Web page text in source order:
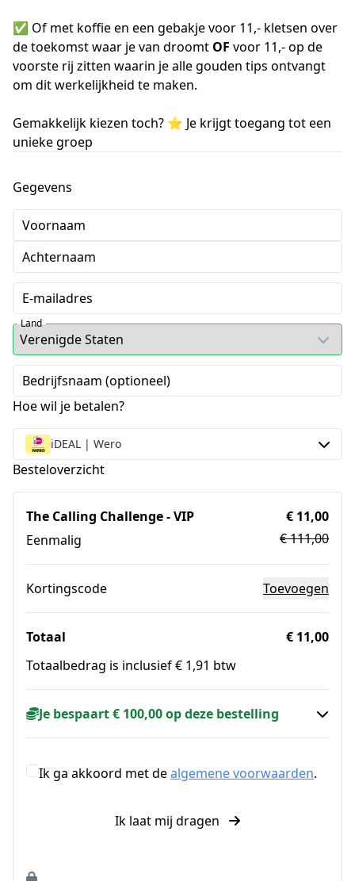
✅ Of met koffie en een gebakje voor 11,- kletsen over
de toekomst waar je van droomt OF voor 11,- op de
voorste rij zitten waarin je alle gouden tips ontvangt
om dit werkelijkheid te maken.
Gemakkelijk kiezen toch? ⭐ Je krijgt toegang tot een
unieke groep
Gegevens
Voornaam
Achternaam
E-mailadres
Land
Bedrijfsnaam (optioneel)
Hoe wil je betalen?
iDEAL | Wero
Besteloverzicht
The Calling Challenge - VIP
Eenmalig
€ 11,00
€ 111,00
Kortingscode Toevoegen
Totaal
€ 11,00
Totaalbedrag is inclusief € 1,91 btw
Je bespaart € 100,00 op deze bestelling
Ik ga akkoord met dealgemene voorwaarden.
Ik laat mij dragen